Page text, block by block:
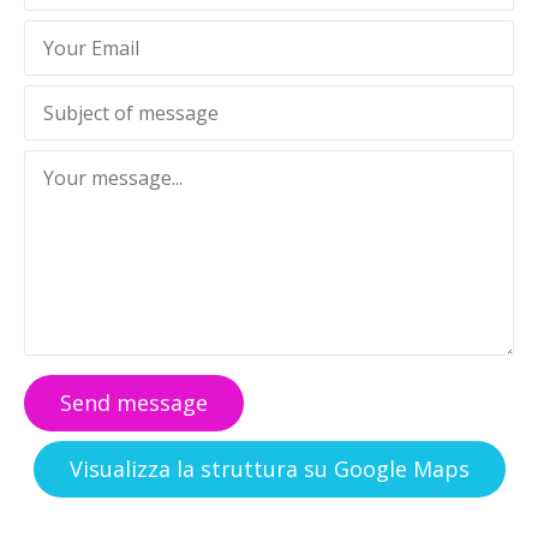
Send message
Visualizza la struttura su Google Maps